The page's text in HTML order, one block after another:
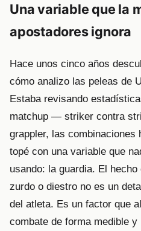
Una variable que la
apostadores ignora
Hace unos cinco años
cómo analizo las peleas de
Estaba revisando
matchup — striker contra
grappler, las
topé con una variable que
usando: la guardia. El
zurdo o diestro no es un
del atleta. Es un factor que
combate de forma medible y